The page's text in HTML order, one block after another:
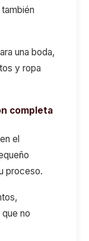
una boda,
y ropa
completa
el
proceso.
no